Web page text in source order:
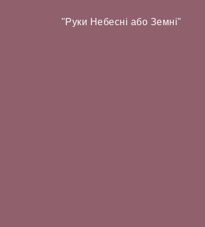
"Руки Небесні або Земні"